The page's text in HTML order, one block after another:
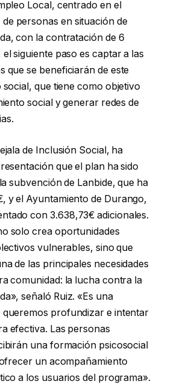
Local, centrado en el
personas en situación de
con la contratación de 6
siguiente paso es captar a las
que se beneficiarán de este
que tiene como objetivo
social y generar redes de
de Inclusión Social, ha
que el plan ha sido
subvención de Lanbide, que ha
y el Ayuntamiento de Durango,
con 3.638,73€ adicionales.
solo crea oportunidades
vulnerables, sino que
de las principales necesidades
comunidad: la lucha contra la
señaló Ruiz. «Es una
queremos profundizar e intentar
efectiva. Las personas
una formación psicosocial
un acompañamiento
a los usuarios del programa».